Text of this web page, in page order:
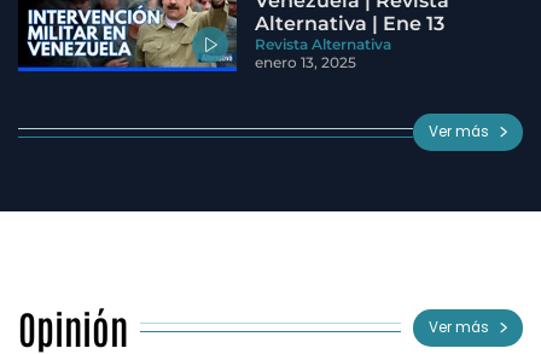
Alternativa | Ene 13
Revista Alternativa
enero 13, 2025
Ver más
Opinión Ver más